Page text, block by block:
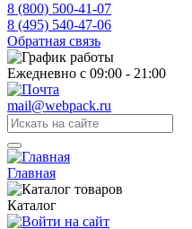
8 (800) 500-41-07
8 (495) 540-47-06
Обратная связь
Ежедневно с 09:00 - 21:00
mail@webpack.ru
Главная
Каталог